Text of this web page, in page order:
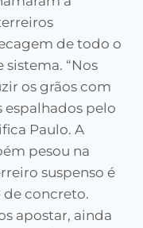
de todo o
sistema. “Nos
os grãos com
pelo
Paulo. A
pesou na
suspenso é
de concreto.
apostar, ainda